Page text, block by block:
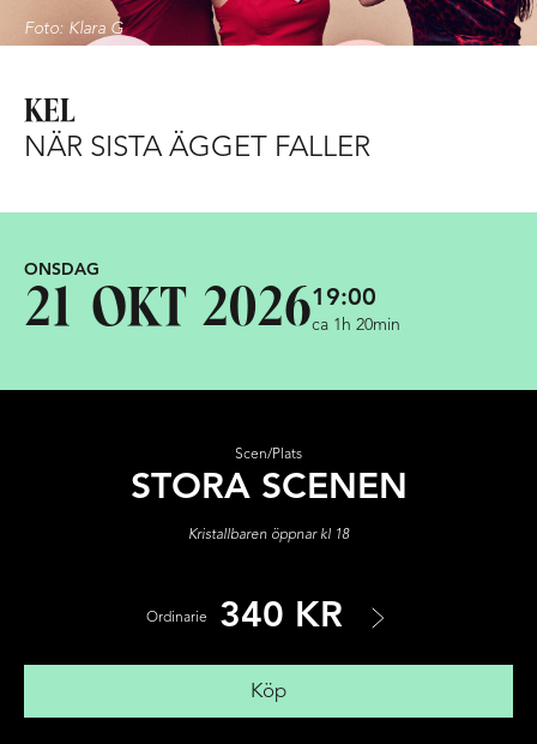
Foto: Klara G
KEL
NÄR SISTA ÄGGET FALLER
ONSDAG
21 OKT 202619:00
ca 1h 20min
Scen/Plats
STORA SCENEN
Kristallbaren öppnar kl 18
Ordinarie 340 KR
Köp